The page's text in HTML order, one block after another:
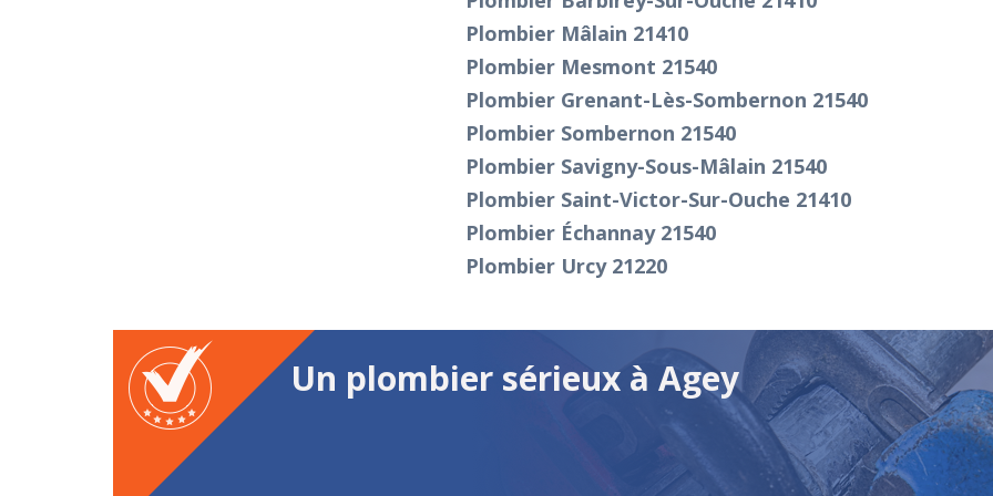
Plombier Mâlain 21410
Plombier Mesmont 21540
Plombier Grenant-Lès-Sombernon 21540
Plombier Sombernon 21540
Plombier Savigny-Sous-Mâlain 21540
Plombier Saint-Victor-Sur-Ouche 21410
Plombier Échannay 21540
Plombier Urcy 21220
Un plombier sérieux à Agey